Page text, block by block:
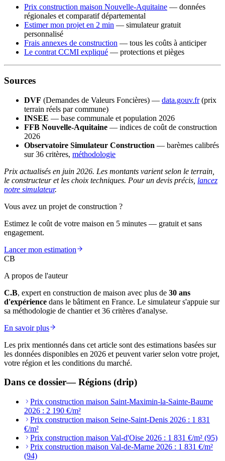
Prix construction maison Nouvelle-Aquitaine — données
régionales et comparatif départemental
Estimer mon projet en 2 min — simulateur gratuit
personnalisé
Frais annexes de construction — tous les coûts à anticiper
Le contrat CCMI expliqué — protections et pièges
Sources
DVF (Demandes de Valeurs Foncières) — data.gouv.fr(prix
terrain réels par commune)
INSEE — base communale et population 2026
FFB Nouvelle-Aquitaine — indices de coût de construction
2026
Observatoire Simulateur Construction — barèmes calibrés
sur 36 critères, méthodologie
Prix actualisés en juin 2026. Les montants varient selon le terrain,
le constructeur et les choix techniques. Pour un devis précis, lancez
notre simulateur.
Vous avez un projet de construction ?
Estimez le coût de votre maison en 5 minutes — gratuit et sans
engagement.
Lancer mon estimation
CB
A propos de l'auteur
C.B, expert en construction de maison avec plus de 30 ans
d'expérience dans le bâtiment en France. Le simulateur s'appuie sur
sa méthodologie de chantier et 36 critères d'analyse.
En savoir plus
Les prix mentionnés dans cet article sont des estimations basées sur
les données disponibles en 2026 et peuvent varier selon votre projet,
votre région et les conditions du marché.
Dans ce dossier—Régions (drip)
Prix construction maison Saint-Maximin-la-Sainte-Baume
2026 : 2 190 €/m²
Prix construction maison Seine-Saint-Denis 2026 : 1 831
€/m²
Prix construction maison Val-d'Oise 2026 : 1 831 €/m² (95)
Prix construction maison Val-de-Marne 2026 : 1 831 €/m²
(94)